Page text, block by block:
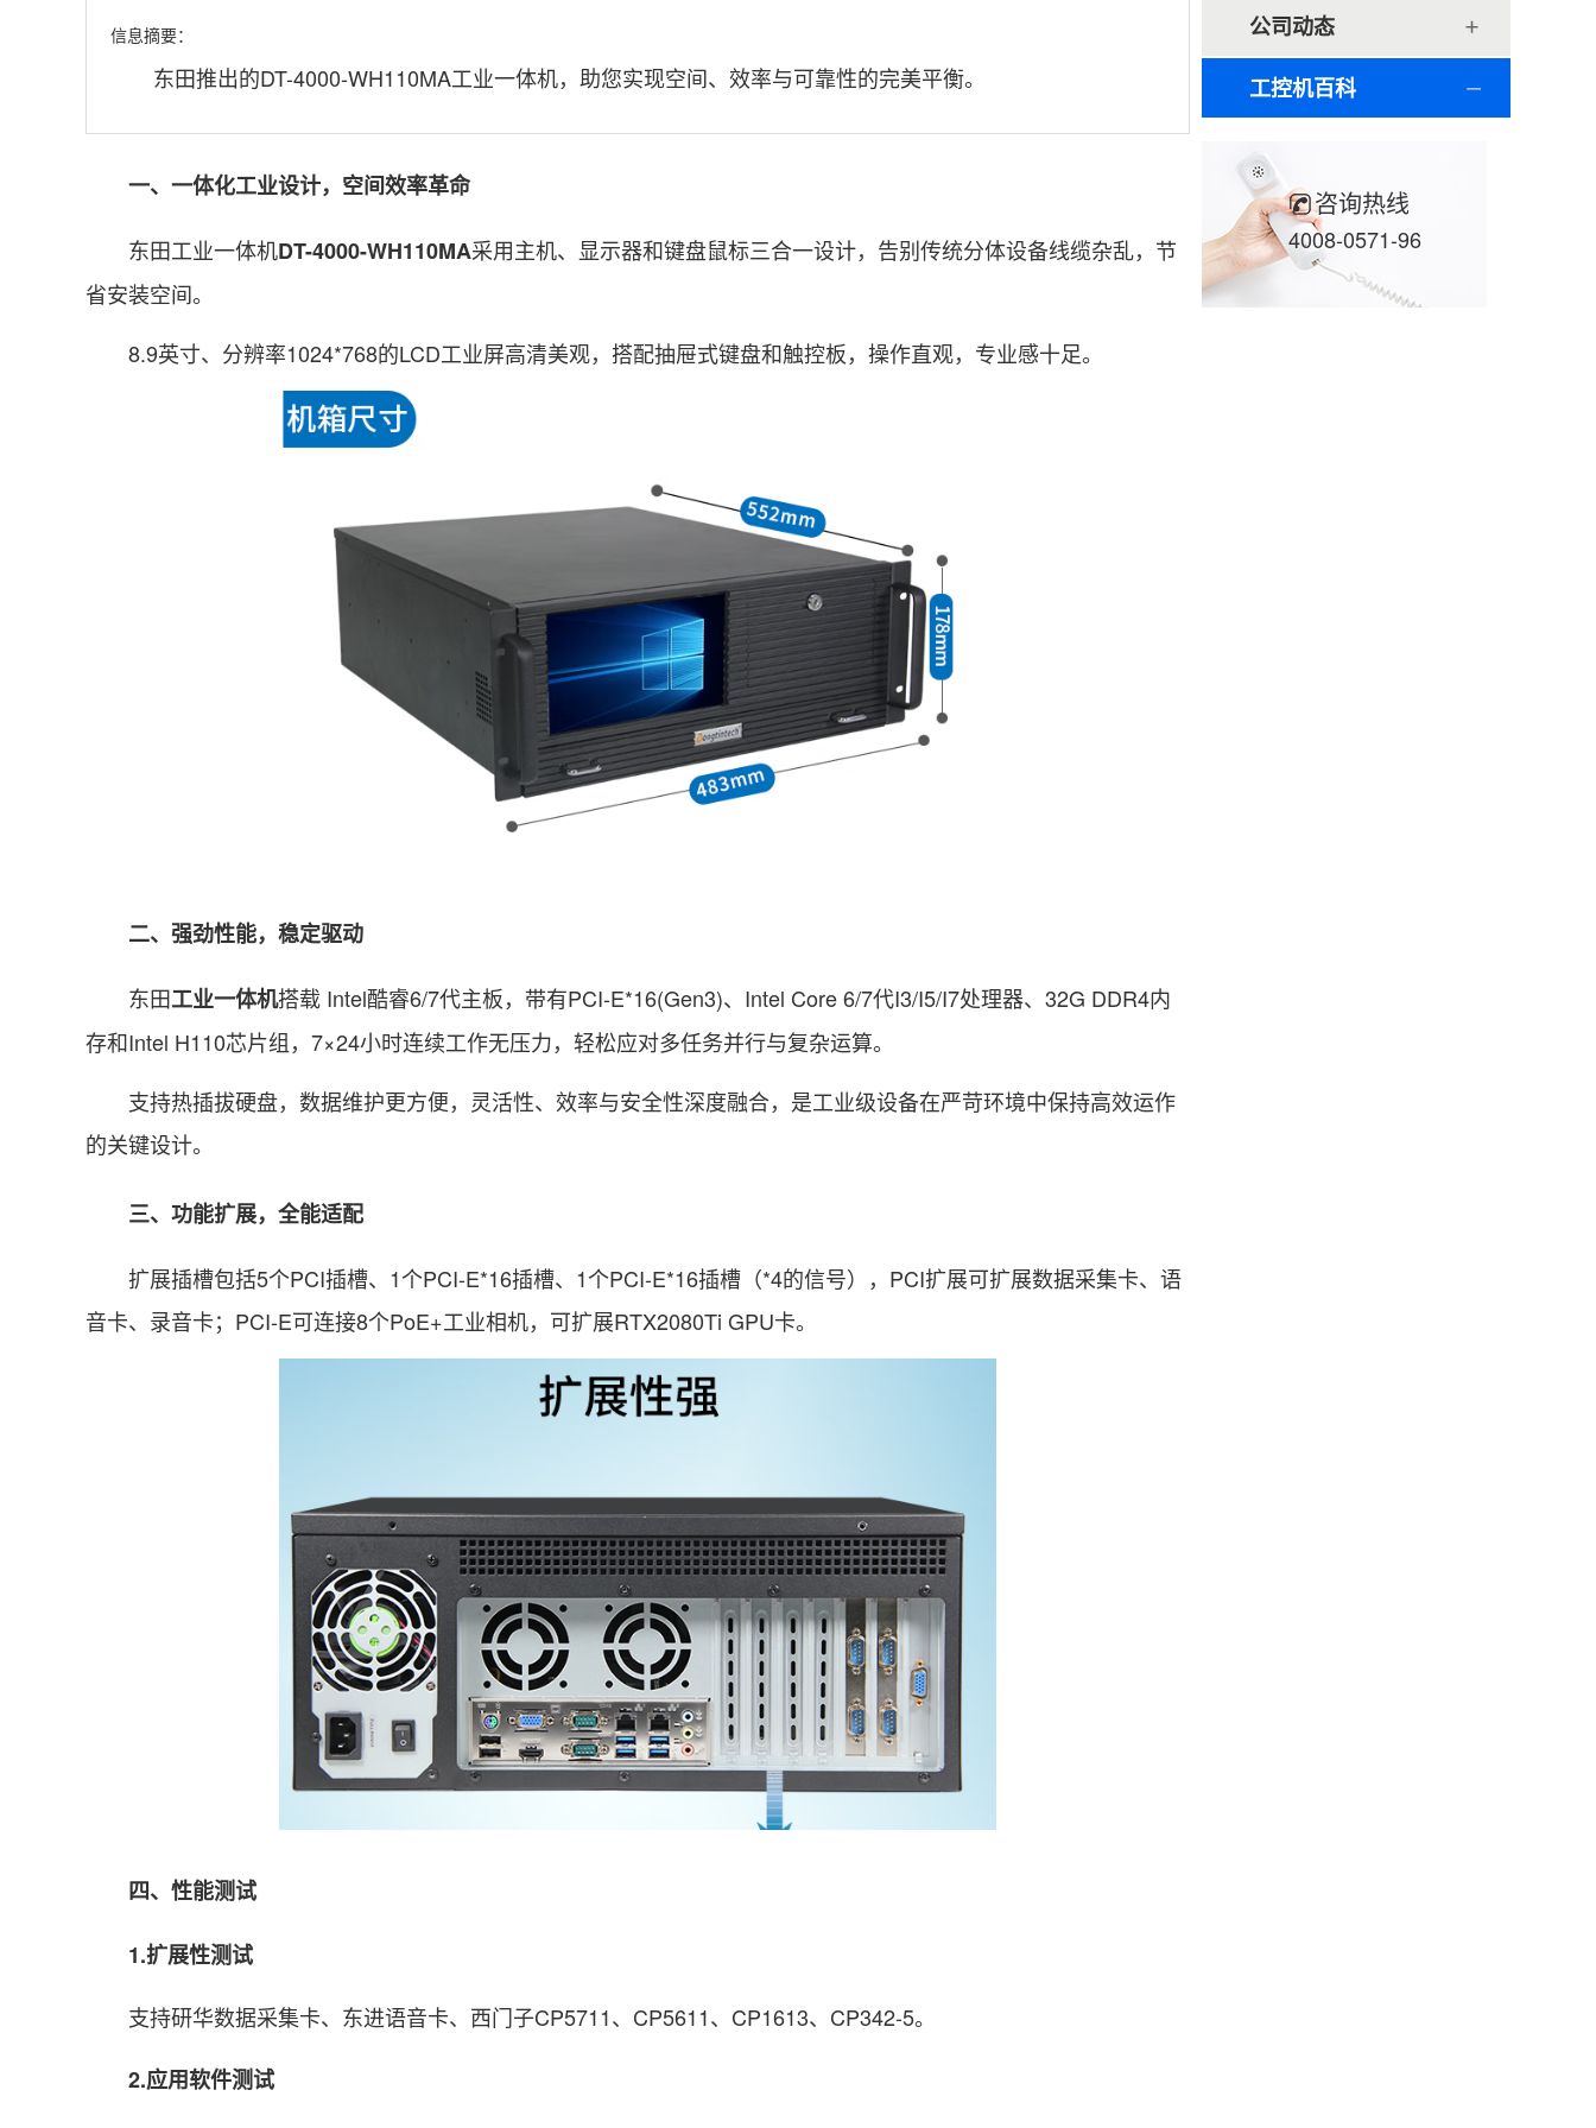
公司动态
工控机百科
咨询热线
4008-0571-96
信息摘要：
东田推出的DT-4000-WH110MA工业一体机，助您实现空间、效率与可靠性的完美平衡。
一、一体化工业设计，空间效率革命
东田工业一体机DT-4000-WH110MA采用主机、显示器和键盘鼠标三合一设计，告别传统分体设备线缆杂乱，节
省安装空间。
8.9英寸、分辨率1024*768的LCD工业屏高清美观，搭配抽屉式键盘和触控板，操作直观，专业感十足。
二、强劲性能，稳定驱动
东田工业一体机搭载 Intel酷睿6/7代主板，带有PCI-E*16(Gen3)、Intel Core 6/7代I3/I5/I7处理器、32G DDR4内
存和Intel H110芯片组，7×24小时连续工作无压力，轻松应对多任务并行与复杂运算。
支持热插拔硬盘，数据维护更方便，灵活性、效率与安全性深度融合，是工业级设备在严苛环境中保持高效运作
的关键设计。
三、功能扩展，全能适配
扩展插槽包括5个PCI插槽、1个PCI-E*16插槽、1个PCI-E*16插槽（*4的信号），PCI扩展可扩展数据采集卡、语
音卡、录音卡；PCI-E可连接8个PoE+工业相机，可扩展RTX2080Ti GPU卡。
四、性能测试
1.扩展性测试
支持研华数据采集卡、东进语音卡、西门子CP5711、CP5611、CP1613、CP342-5。
2.应用软件测试